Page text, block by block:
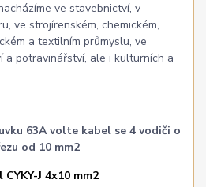
ve stavebnictví, v
ve strojírenském, chemickém,
a textilním průmyslu, ve
a potravinářství, ale i kulturních a
63A volte kabel se 4 vodiči o
od 10 mm2